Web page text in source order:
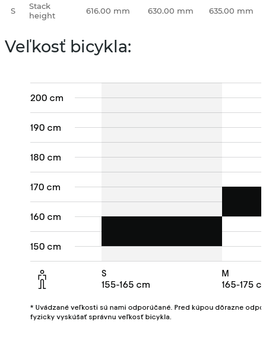
S
Stack
height
616.00 mm 630.00 mm 635.00 mm
Veľkosť bicykla: